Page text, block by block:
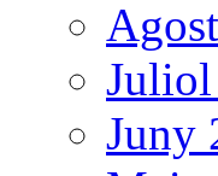
Juny